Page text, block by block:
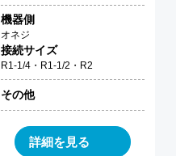
機器側
オネジ
接続サイズ
R1-1/4・R1-1/2・R2
その他
詳細を見る